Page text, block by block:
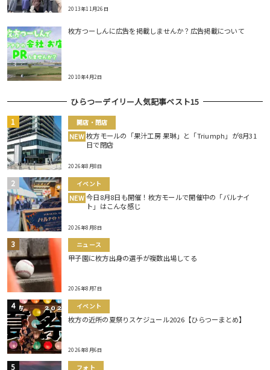
2013年11月26日
枚方つーしんに広告を掲載しませんか？広告掲載について
2010年4月2日
ひらつーデイリー人気記事ベスト15
開店・閉店
NEW 枚方モールの「果汁工房 果琳」と「Triumph」が8月31
日で閉店
2026年8月8日
イベント
NEW 今日8月8日も開催！枚方モールで開催中の「バルナイ
ト」はこんな感じ
2026年8月8日
ニュース
甲子園に枚方出身の選手が複数出場してる
2026年8月7日
イベント
枚方の近所の夏祭りスケジュール2026【ひらつーまとめ】
2026年8月6日
フォト